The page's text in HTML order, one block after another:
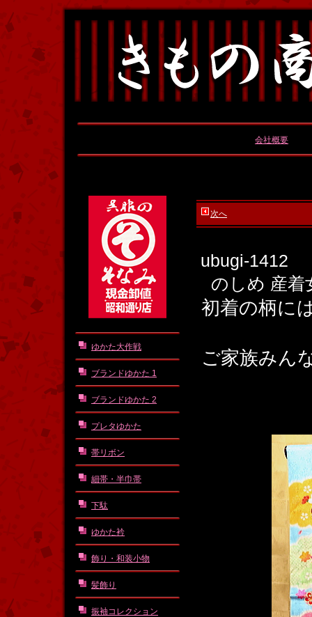
会社概要
ゆかた大作戦
ブランドゆかた 1
ブランドゆかた 2
プレタゆかた
帯リボン
細帯・半巾帯
下駄
ゆかた衿
飾り・和装小物
髪飾り
振袖コレクション
次へ
ubugi-1412
のしめ 産
初着の柄に
ご家族みん